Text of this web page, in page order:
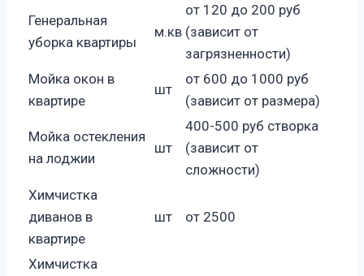
Генеральная
уборка квартиры
м.кв
от 120 до 200 руб
(зависит от
загрязненности)
Мойка окон в
квартире
шт
от 600 до 1000 руб
(зависит от размера)
Мойка остекления
на лоджии
шт
400-500 руб створка
(зависит от
сложности)
Химчистка
диванов в
квартире
шт от 2500
Химчистка